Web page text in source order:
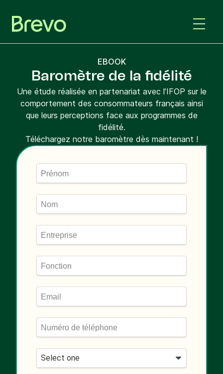
EBOOK
Baromètre de la fidélité
Une étude réalisée en partenariat avec l’IFOP sur le
comportement des consommateurs français ainsi
que leurs perceptions face aux programmes de
fidélité.
Téléchargez notre baromètre dès maintenant !